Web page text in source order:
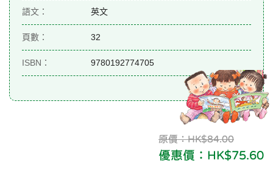
語文： 英文
頁數： 32
ISBN： 9780192774705
原價：HK$84.00
優惠價：HK$75.60